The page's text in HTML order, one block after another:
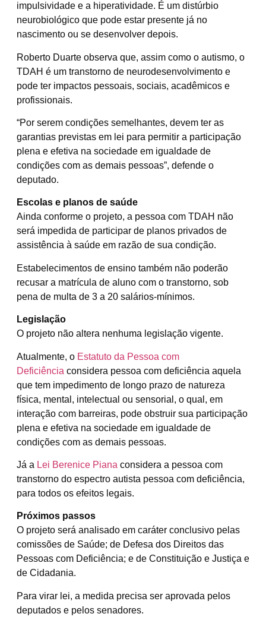
impulsividade e a hiperatividade. É um distúrbio
neurobiológico que pode estar presente já no
nascimento ou se desenvolver depois.
Roberto Duarte observa que, assim como o autismo, o
TDAH é um transtorno de neurodesenvolvimento e
pode ter impactos pessoais, sociais, acadêmicos e
profissionais.
“Por serem condições semelhantes, devem ter as
garantias previstas em lei para permitir a participação
plena e efetiva na sociedade em igualdade de
condições com as demais pessoas”, defende o
deputado.
Escolas e planos de saúde
Ainda conforme o projeto, a pessoa com TDAH não
será impedida de participar de planos privados de
assistência à saúde em razão de sua condição.
Estabelecimentos de ensino também não poderão
recusar a matrícula de aluno com o transtorno, sob
pena de multa de 3 a 20 salários-mínimos.
Legislação
O projeto não altera nenhuma legislação vigente.
Atualmente, o Estatuto da Pessoa com
Deficiência considera pessoa com deficiência aquela
que tem impedimento de longo prazo de natureza
física, mental, intelectual ou sensorial, o qual, em
interação com barreiras, pode obstruir sua participação
plena e efetiva na sociedade em igualdade de
condições com as demais pessoas.
Já a Lei Berenice Piana considera a pessoa com
transtorno do espectro autista pessoa com deficiência,
para todos os efeitos legais.
Próximos passos
O projeto será analisado em caráter conclusivopelas
comissões de Saúde; de Defesa dos Direitos das
Pessoas com Deficiência; e de Constituição e Justiça e
de Cidadania.
Para virar lei, a medida precisa ser aprovada pelos
deputados e pelos senadores.